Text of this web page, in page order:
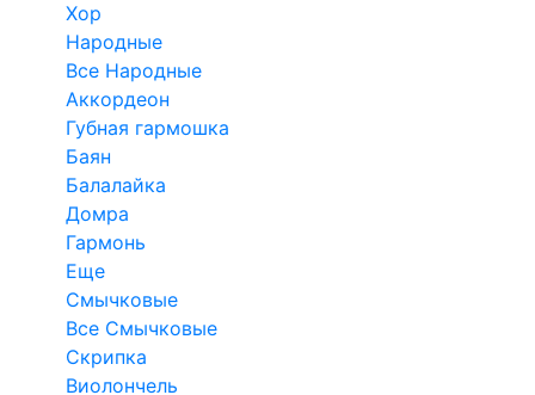
Хор
Народные
Все Народные
Аккордеон
Губная гармошка
Баян
Балалайка
Домра
Гармонь
Еще
Смычковые
Все Смычковые
Скрипка
Виолончель